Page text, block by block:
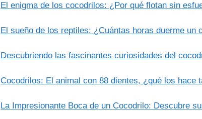
El enigma de los cocodrilos: ¿Por qué flotan sin
El sueño de los reptiles: ¿Cuántas horas duerme un
Descubriendo las fascinantes curiosidades del
Cocodrilos: El animal con 88 dientes, ¿qué los hace
La Impresionante Boca de un Cocodrilo: Descubre